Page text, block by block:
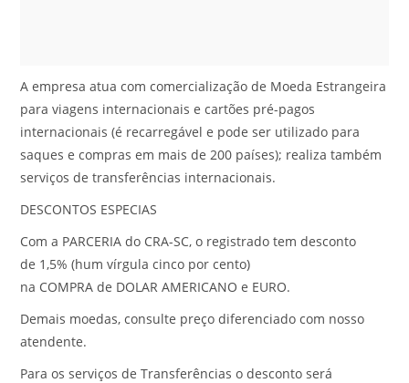
A empresa atua com comercialização de Moeda Estrangeira
para viagens internacionais e cartões pré-pagos
internacionais (é recarregável e pode ser utilizado para
saques e compras em mais de 200 países); realiza também
serviços de transferências internacionais.
DESCONTOS ESPECIAS
Com a PARCERIA do CRA-SC, o registrado tem desconto
de 1,5% (hum vírgula cinco por cento)
na COMPRA de DOLAR AMERICANO e EURO.
Demais moedas, consulte preço diferenciado com nosso
atendente.
Para os serviços de Transferências o desconto será